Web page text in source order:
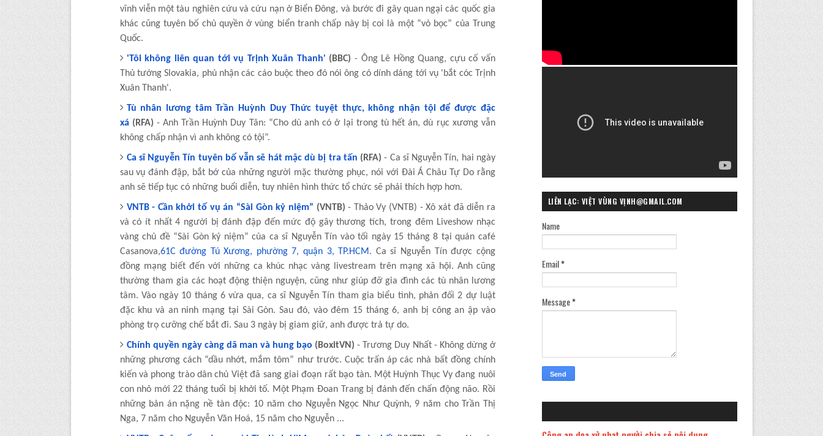
vĩnh viễn một tàu nghiên cứu và cứu nạn ở Biển Đông, và bước đi gây quan ngại các quốc gia
khác cũng tuyên bố chủ quyền ở vùng biển tranh chấp này bị coi là một “vỏ bọc” của Trung
Quốc.
'Tôi không liên quan tới vụ Trịnh Xuân Thanh' (BBC)- Ông Lê Hồng Quang, cựu cố vấn
Thủ tướng Slovakia, phủ nhận các cáo buộc theo đó nói ông có dính dáng tới vụ 'bắt cóc Trịnh
Xuân Thanh'.
Tù nhân lương tâm Trần Huỳnh Duy Thức tuyệt thực, không nhận tội để được đặc
xá (RFA) - Anh Trần Huỳnh Duy Tân: “Cho dù anh có ở lại trong tù hết án, dù rục xương vẫn
không chấp nhận vì anh không có tội”.
Ca sĩ Nguyễn Tín tuyên bố vẫn sẽ hát mặc dù bị tra tấn (RFA)- Ca sĩ Nguyễn Tín, hai ngày
sau vụ đánh đập, bắt bớ của những người mặc thường phục, nói với Đài Á Châu Tự Do rằng
anh sẽ tiếp tục có những buổi diễn, tuy nhiên hình thức tổ chức sẽ phải thích hợp hơn.
VNTB - Cần khởi tố vụ án “Sài Gòn kỷ niệm” (VNTB) - Thảo Vy (VNTB) - Xô xát đã diễn ra
và có ít nhất 4 người bị đánh đập đến mức độ gây thương tích, trong đêm Liveshow nhạc
vàng chủ đề “Sài Gòn kỷ niệm” của ca sĩ Nguyễn Tín vào tối ngày 15 tháng 8 tại quán café
Casanova,61C đường Tú Xương, phường 7, quận 3, TP.HCM. Ca sĩ Nguyễn Tín được cộng
đồng mạng biết đến với những ca khúc nhạc vàng livestream trên mạng xã hội. Anh cũng
thường tham gia các hoạt động thiện nguyện, cũng như giúp đỡ gia đình các tù nhân lương
tâm. Vào ngày 10 tháng 6 vừa qua, ca sĩ Nguyễn Tín tham gia biểu tình, phản đối 2 dự luật
đặc khu và an ninh mạng tại Sài Gòn. Sau đó, vào đêm 15 tháng 6, anh bị công an ập vào
phòng trọ cưỡng chế bắt đi. Sau 3 ngày bị giam giữ, anh được trả tự do.
Chính quyền ngày càng dã man và hung bạo (BoxitVN)- Trương Duy Nhất - Không dừng ở
những phương cách “dầu nhớt, mắm tôm” như trước. Cuộc trấn áp các nhà bất đồng chính
kiến và phong trào dân chủ Việt đã sang giai đoạn rất bạo tàn. Một Huỳnh Thục Vy đang nuôi
con nhỏ mới 22 tháng tuổi bị khởi tố. Một Phạm Đoan Trang bị đánh đến chấn động não. Rồi
những bản án nặng nề tàn độc: 10 năm cho Nguyễn Ngọc Như Quỳnh, 9 năm cho Trần Thị
Nga, 7 năm cho Nguyễn Văn Hoá, 15 năm cho Nguyễn ...
LIÊN LẠC: VIỆT VÙNG VỊNH@GMAIL.COM
Name
Email*
Message*